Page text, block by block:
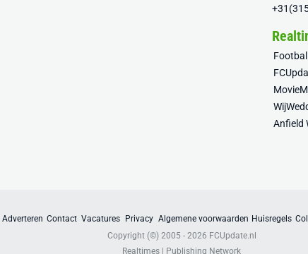
Anfield
Adverteren Contact Vacatures Privacy Algemene voorwaarden Huisregels
Copyright (©) 2005 - 2026 FCUpdate.nl
Realtimes | Publishing Network